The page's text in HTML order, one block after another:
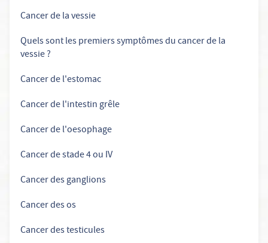
Cancer de la vessie
Quels sont les premiers symptômes du cancer de la
vessie ?
Cancer de l'estomac
Cancer de l'intestin grêle
Cancer de l'oesophage
Cancer de stade 4 ou IV
Cancer des ganglions
Cancer des os
Cancer des testicules